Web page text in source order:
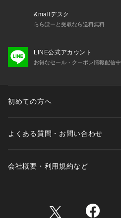
&mallデスク
ららぽーと受取なら送料無料
LINE公式アカウント
お得なセール・クーポン情報配信中
初めての方へ
よくある質問・お問い合わせ
会社概要・利用規約など